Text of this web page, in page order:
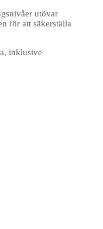
utövar
för att säkerställa
inklusive